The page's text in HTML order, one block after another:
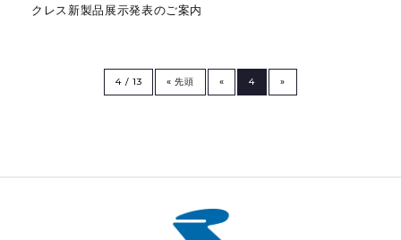
クレス新製品展示発表のご案内
4 / 13 « 先頭 « 4 »